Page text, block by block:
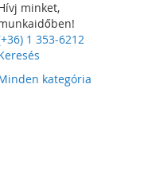
minket,
1 353-6212
kategória